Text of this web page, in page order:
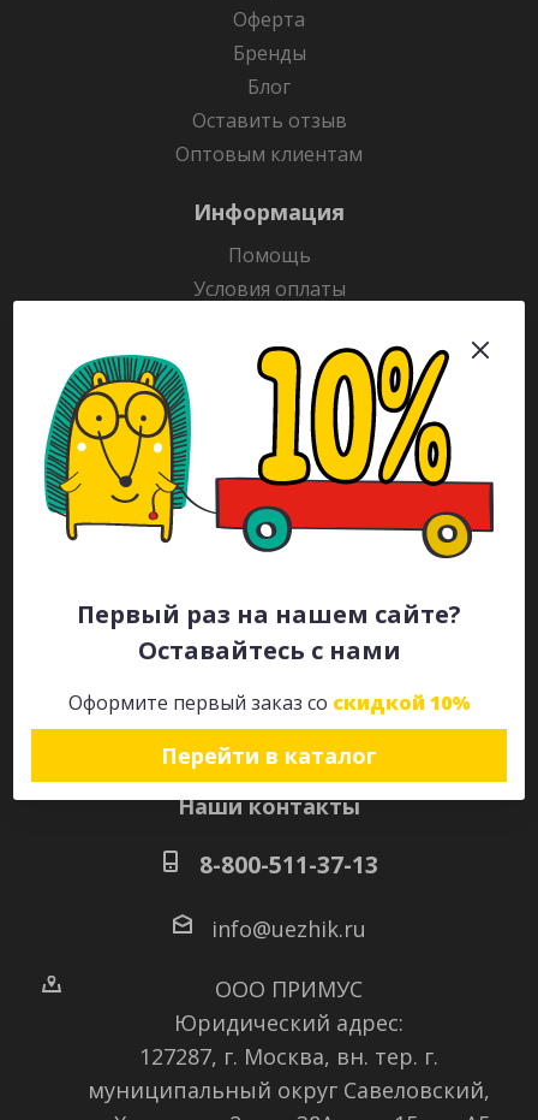
Первый раз на нашем сайте?
Оставайтесь с нами
Оформите первый заказ со скидкой 10%
Перейти в каталог
Оферта
Бренды
Блог
Оставить отзыв
Оптовым клиентам
Информация
Помощь
Условия оплаты
Гарантия на товар
Раскраски
Рекламодателям
Каталог
Будьте всегда в курсе!
Наши контакты
8-800-511-37-13
info@uezhik.ru
ООО ПРИМУС
Юридический адрес:
127287, г. Москва, вн. тер. г.
муниципальный округ Савеловский,